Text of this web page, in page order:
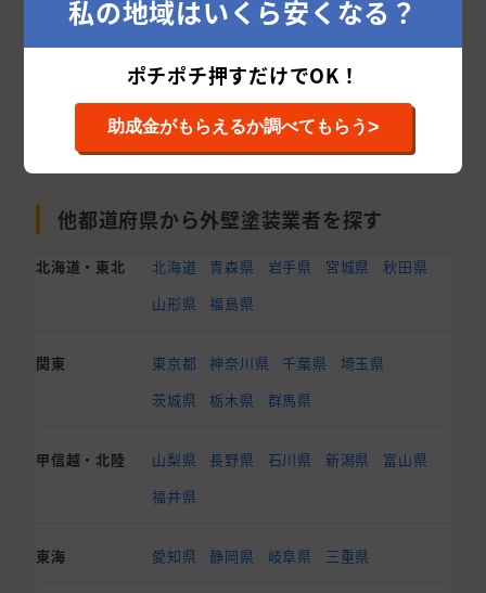
他都道府県から外壁塗装業者を探す
北海道・東北 北海道 青森県 岩手県 宮城県
秋田県
山形県
福島県
関東 東京都 神奈川県 千葉県
埼玉県
茨城県
栃木県 群馬県
甲信越・北陸 山梨県 長野県 石川県 新潟県
富山県
福井県
東海 愛知県 静岡県 岐阜県 三重県
私の地域はいくら安くなる？
ポチポチ押すだけでOK！
助成金がもらえるか調べてもらう>